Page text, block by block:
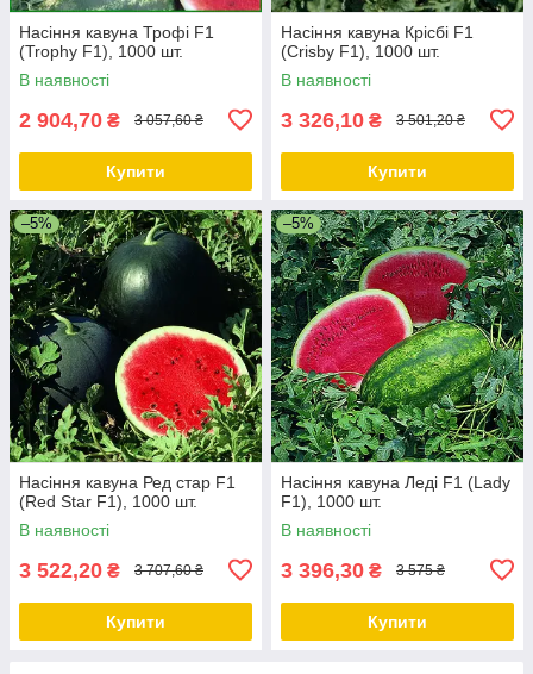
Насіння кавуна Трофі F1
(Trophy F1), 1000 шт.
В наявності
2 904,70 ₴ 3 057,60 ₴
Купити
Насіння кавуна Крісбі F1
(Crisby F1), 1000 шт.
В наявності
3 326,10 ₴ 3 501,20 ₴
Купити
–5%
Насіння кавуна Ред стар F1
(Red Star F1), 1000 шт.
В наявності
3 522,20 ₴ 3 707,60 ₴
Купити
–5%
Насіння кавуна Леді F1 (Lady
F1), 1000 шт.
В наявності
3 396,30 ₴ 3 575 ₴
Купити